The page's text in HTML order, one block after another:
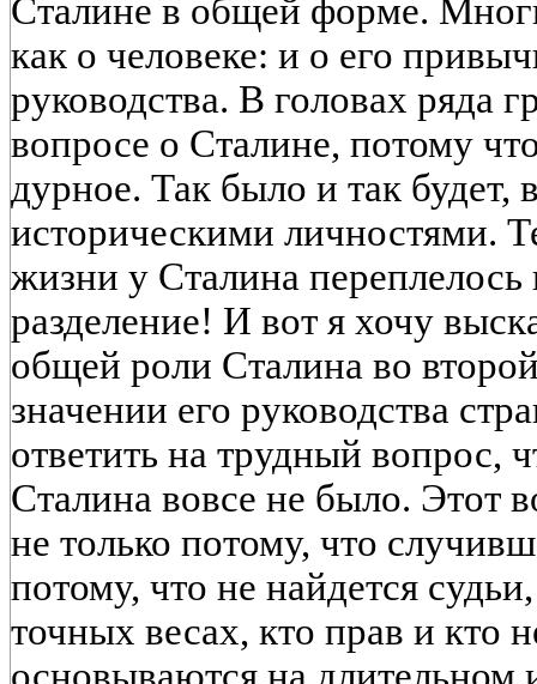
Сталине в общей форме.
как о человеке: и о его
руководства. В головах ряда
вопросе о Сталине, потому
дурное. Так было и так будет,
историческими личностями.
жизни у Сталина переплелось
разделение! И вот я хочу
общей роли Сталина во
значении его руководства
ответить на трудный вопрос,
Сталина вовсе не было. Этот
не только потому, что
потому, что не найдется
точных весах, кто прав и кто